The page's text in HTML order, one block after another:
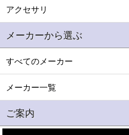
アクセサリ
メーカーから選ぶ
すべてのメーカー
メーカー一覧
ご案内